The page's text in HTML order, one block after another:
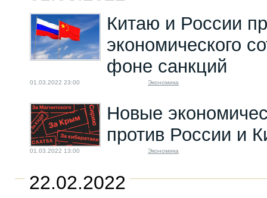
Китаю и России
экономического
фоне санкций
01.03.2022 23:00 Экономика
Новые
против России и
01.03.2022 13:00 Экономика
22.02.2022